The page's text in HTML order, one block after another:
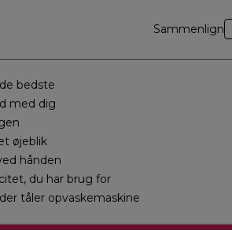
Sammenlign
bedste
med dig
øjeblik
hånden
du har brug for
tåler opvaskemaskine